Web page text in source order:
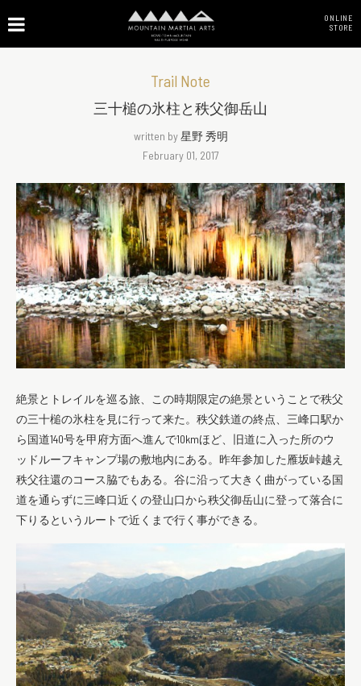
ONLINE
STORE
Trail Note
三十槌の氷柱と秩父御岳山
written by星野 秀明
February 01, 2017
絶景とトレイルを巡る旅、この時期限定の絶景ということで秩父
の三十槌の氷柱を見に行って来た。秩父鉄道の終点、三峰口駅か
ら国道140号を甲府方面へ進んで10kmほど、旧道に入った所のウ
ッドルーフキャンプ場の敷地内にある。昨年参加した雁坂峠越え
秩父往還のコース脇でもある。谷に沿って大きく曲がっている国
道を通らずに三峰口近くの登山口から秩父御岳山に登って落合に
下りるというルートで近くまで行く事ができる。